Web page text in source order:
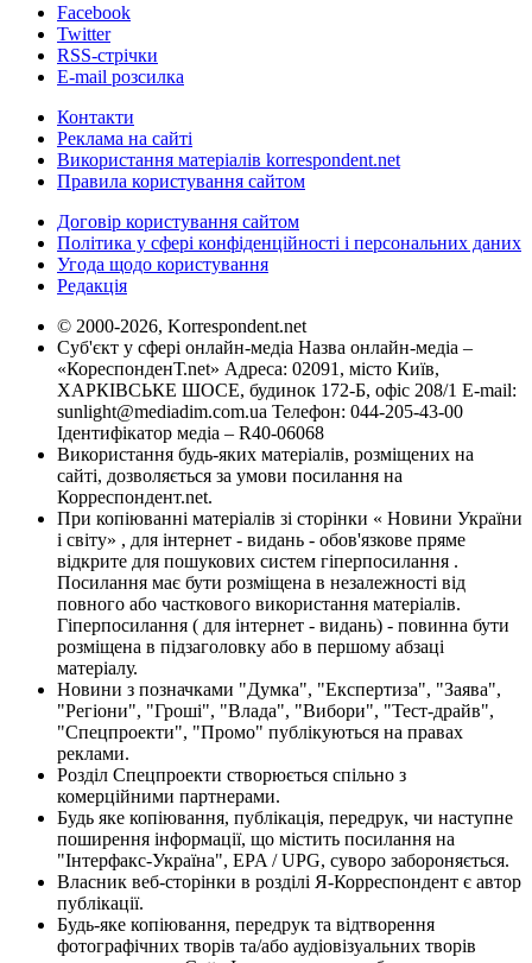
Facebook
Twitter
RSS-стрічки
E-mail розсилка
Контакти
Реклама на сайті
Використання матеріалів korrespondent.net
Правила користування сайтом
Договір користування сайтом
Політика у сфері конфіденційності і персональних даних
Угода щодо користування
Редакція
© 2000-2026, Korrespondent.net
Суб'єкт у сфері онлайн-медіа Назва онлайн-медіа –
«КореспонденТ.net» Адреса: 02091, місто Київ,
ХАРКІВСЬКЕ ШОСЕ, будинок 172-Б, офіс 208/1 E-mail:
sunlight@mediadim.com.ua Телефон: 044-205-43-00
Ідентифікатор медіа – R40-06068
Використання будь-яких матеріалів, розміщених на
сайті, дозволяється за умови посилання на
Корреспондент.net.
При копіюванні матеріалів зі сторінки « Новини України
і світу» , для інтернет - видань - обов'язкове пряме
відкрите для пошукових систем гіперпосилання .
Посилання має бути розміщена в незалежності від
повного або часткового використання матеріалів.
Гіперпосилання ( для інтернет - видань) - повинна бути
розміщена в підзаголовку або в першому абзаці
матеріалу.
Новини з позначками "Думка", "Експертиза", "Заява",
"Регіони", "Гроші", "Влада", "Вибори", "Тест-драйв",
"Спецпроекти", "Промо" публікуються на правах
реклами.
Розділ Спецпроекти створюється спільно з
комерційними партнерами.
Будь яке копіювання, публікація, передрук, чи наступне
поширення інформації, що містить посилання на
"Інтерфакс-Україна", EPA / UPG, суворо забороняється.
Власник веб-сторінки в розділі Я-Корреспондент є автор
публікації.
Будь-яке копіювання, передрук та відтворення
фотографічних творів та/або аудіовізуальних творів